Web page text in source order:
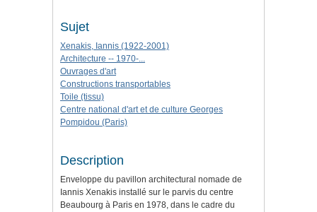
Sujet
Xenakis, Iannis (1922-2001)
Architecture -- 1970-...
Ouvrages d'art
Constructions transportables
Toile (tissu)
Centre national d'art et de culture Georges
Pompidou (Paris)
Description
Enveloppe du pavillon architectural nomade de
Iannis Xenakis installé sur le parvis du centre
Beaubourg à Paris en 1978, dans le cadre du